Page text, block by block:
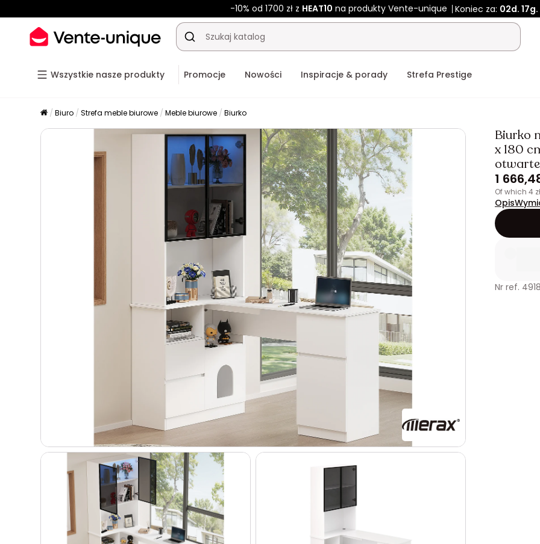
-10% od 1700 zł z HEAT10na produkty Vente-unique Koniec za: 02d. 17g.
Wszystkie nasze produkty Promocje Nowości Inspiracje & porady Strefa Prestige
Biuro Strefa meble biurowe Meble biurowe Biurko
Biurko
x 180
otwarte
1
of which 4
Opis
Nr ref.